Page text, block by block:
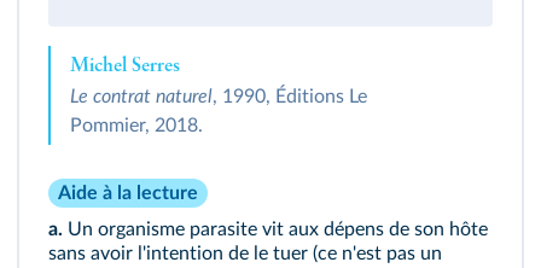
Michel Serres
Le contrat naturel, 1990, Éditions Le
Pommier, 2018.
Aide à la lecture
a. Un organisme parasite vit aux dépens de son hôte
sans avoir l'intention de le tuer (ce n'est pas un